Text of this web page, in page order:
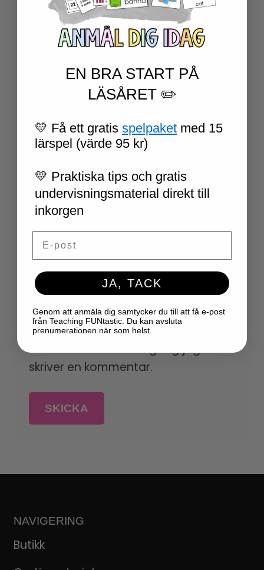
Namn*
E-post*
Spara mitt namn, min e-
postadress och webbplats i denna
webbläsare till nästa gång jag
skriver en kommentar.
NAVIGERING
Butikk
EN BRA START PÅ
LÄSÅRET ✏️
💛 Få ett gratis spelpaket med 15
lärspel (värde 95 kr)
💛 Praktiska tips och gratis
undervisningsmaterial direkt till
inkorgen
JA, TACK
Genom att anmäla dig samtycker du till att få e-post
från Teaching FUNtastic. Du kan avsluta
prenumerationen när som helst.